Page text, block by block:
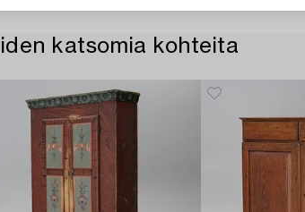
katsomia kohteita